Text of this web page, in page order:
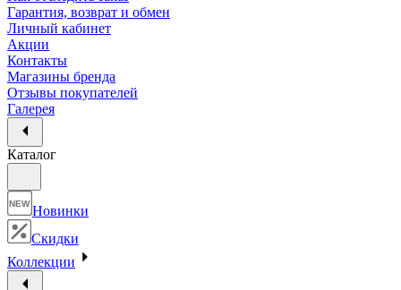
Гарантия, возврат и обмен
Личный кабинет
Акции
Контакты
Магазины бренда
Отзывы покупателей
Галерея
Каталог
NEW Новинки
Скидки
Коллекции